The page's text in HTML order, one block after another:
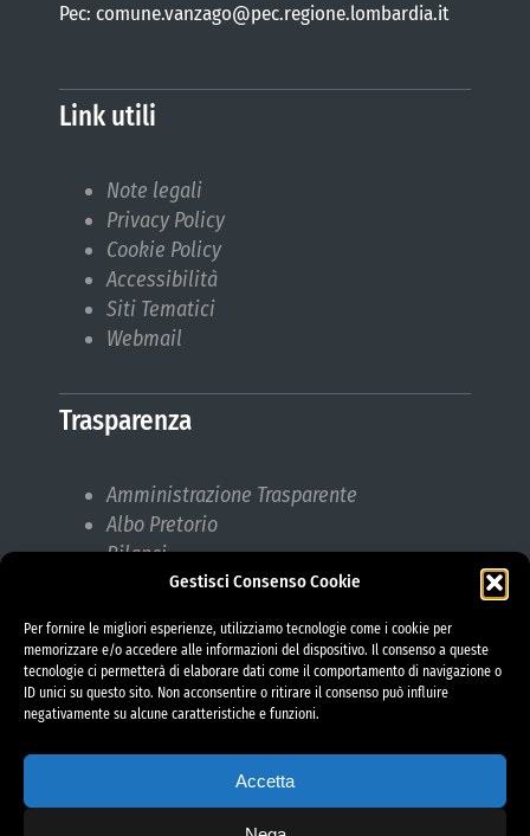
Gestisci Consenso Cookie
Per fornire le migliori esperienze, utilizziamo tecnologie come i cookie per
memorizzare e/o accedere alle informazioni del dispositivo. Il consenso a queste
tecnologie ci permetterà di elaborare dati come il comportamento di navigazione o
ID unici su questo sito. Non acconsentire o ritirare il consenso può influire
negativamente su alcune caratteristiche e funzioni.
Accetta
Pec: comune.vanzago@pec.regione.lombardia.it
Link utili
Note legali
Privacy Policy
Cookie Policy
Accessibilità
Siti Tematici
Webmail
Trasparenza
Amministrazione Trasparente
Albo Pretorio
Bilanci
Bandi di gara
Responsabile protezione dati (RPD)